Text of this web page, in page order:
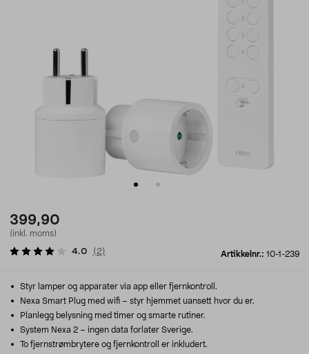
399,90
(inkl. moms)
Artikkelnr.: 10-1-239
4.0 ( 2)
Styr lamper og apparater via app eller fjernkontroll.
Nexa Smart Plug med wifi – styr hjemmet uansett hvor du er.
Planlegg belysning med timer og smarte rutiner.
System Nexa 2 – ingen data forlater Sverige.
To fjernstrømbrytere og fjernkontroll er inkludert.